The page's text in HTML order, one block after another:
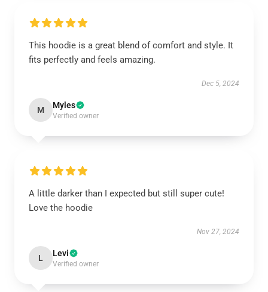
This hoodie is a great blend of comfort and style. It
fits perfectly and feels amazing.
Dec 5, 2024
M Myles
Verified owner
A little darker than I expected but still super cute!
Love the hoodie
Nov 27, 2024
L Levi
Verified owner